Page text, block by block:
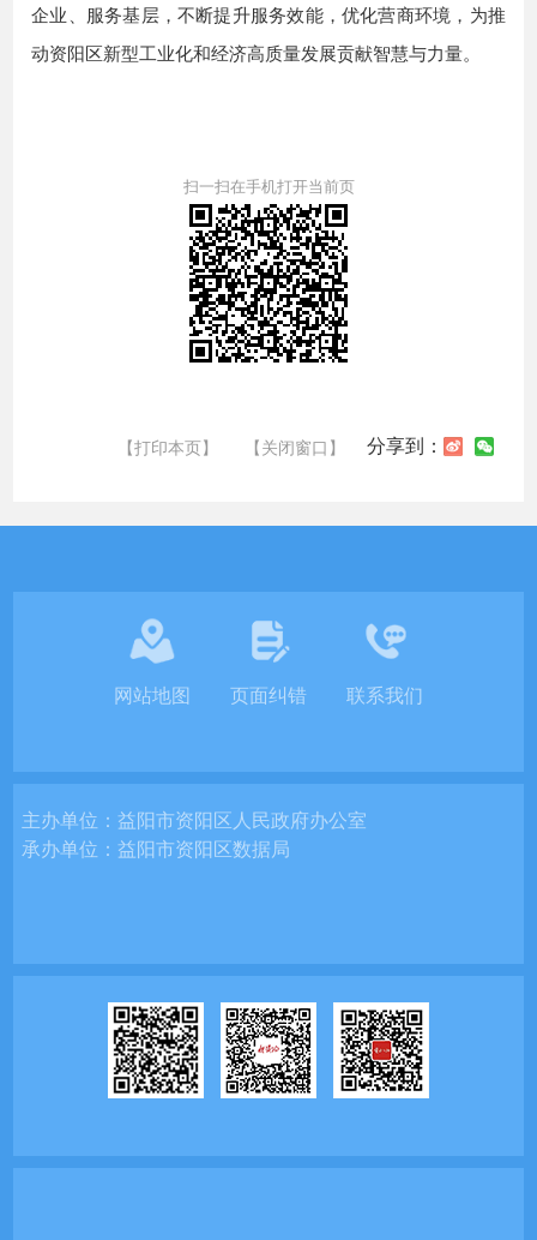
企业、服务基层，不断提升服务效能，优化营商环境，为推
动资阳区新型工业化和经济高质量发展贡献智慧与力量。
扫一扫在手机打开当前页
【打印本页】 【关闭窗口】 分享到：
网站地图 页面纠错 联系我们
主办单位：益阳市资阳区人民政府办公室
承办单位：益阳市资阳区数据局